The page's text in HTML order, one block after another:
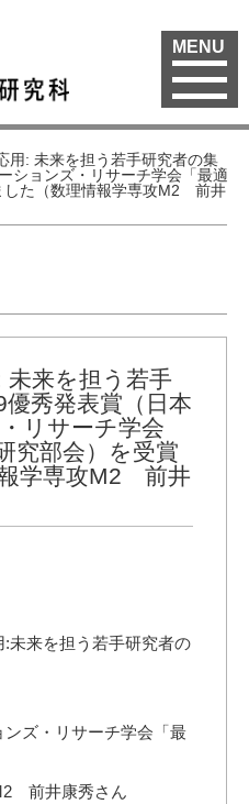
MENU
用: 未来を担う若手研究者の集
ションズ・リサーチ学会「最適
した（数理情報学専攻M2 前井
未来を担う若手
秀発表賞（日本
リサーチ学会
究部会）を受賞
学専攻M2 前井
未来を担う若手研究者の
・リサーチ学会「最
前井康秀さん